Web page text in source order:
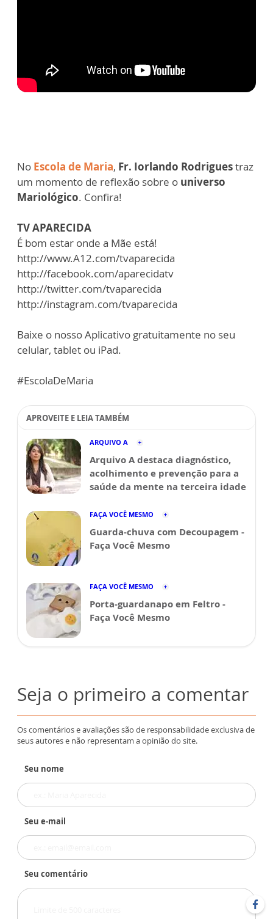
No Escola de Maria, Fr. Iorlando Rodriguestraz
um momento de reflexão sobre o universo
Mariológico. Confira!
TV APARECIDA
É bom estar onde a Mãe está!
http://www.A12.com/tvaparecida
http://facebook.com/aparecidatv
http://twitter.com/tvaparecida
http://instagram.com/tvaparecida
Baixe o nosso Aplicativo gratuitamente no seu
celular, tablet ou iPad.
#EscolaDeMaria
APROVEITE E LEIA TAMBÉM
ARQUIVO A
Arquivo A destaca diagnóstico,
acolhimento e prevenção para a
saúde da mente na terceira idade
FAÇA VOCÊ MESMO
Guarda-chuva com Decoupagem -
Faça Você Mesmo
FAÇA VOCÊ MESMO
Porta-guardanapo em Feltro -
Faça Você Mesmo
Seja o primeiro a comentar
Os comentários e avaliações são de responsabilidade exclusiva de
seus autores e não representam a opinião do site.
Seu nome
Seu e-mail
Seu comentário